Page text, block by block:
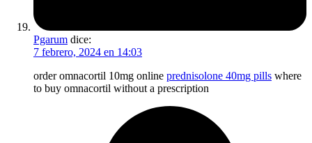
Pgarum dice:
7 febrero, 2024 en 14:03
order omnacortil 10mg online prednisolone 40mg pills where
to buy omnacortil without a prescription